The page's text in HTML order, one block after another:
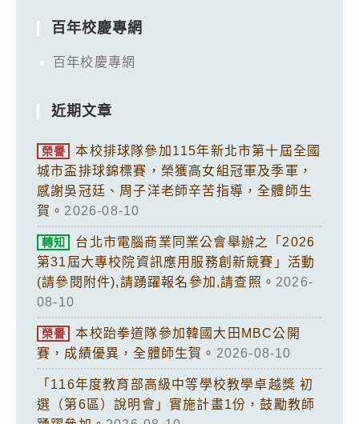
百年校慶專網
百年校慶專網
近期文章
榮譽
本校排球隊參加115年新北市第十屆全國
城市盃排球錦標賽，榮獲高女組冠軍及季軍，
感謝吳冠廷、周子洋老師辛苦指導，全體師生
賀。 2026-08-10
轉知
台北市電腦商業同業公會舉辦之「2026
第31屆大專校院資訊應用服務創新競賽」活動
(請參閱附件),請踴躍報名參加,請查照。 2026-
08-10
榮譽
本校跆拳道隊參加韓國大田MBC公開
賽，成績優異，全體師生賀。 2026-08-10
「116年度教育部高級中等學校教學卓越獎 初
選（第6區）說明會」實施計畫1份，鼓勵教師